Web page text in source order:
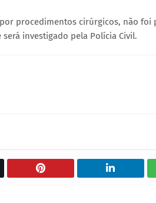
procedimentos cirúrgicos, não foi
investigado pela Polícia Civil.